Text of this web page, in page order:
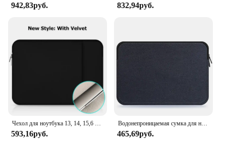
942,83руб. 832,94руб.
593,16руб.
Водонепроницаемая сумка для ноутбука 11, 12, 13,3, 14, 15,6, 16 дюймов, чехол для MacBook Air Pro, Xiaomi, HP, Dell, Acer, чехол для ноутбука, компьютера
465,69руб.